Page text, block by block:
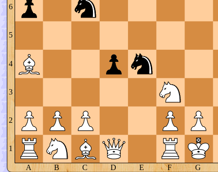
6
5
4
3
2
1
A B C D E F G